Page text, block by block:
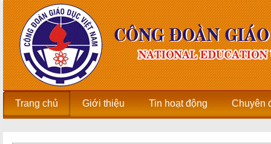
Trang chủ Giới thiệu Tin hoạt động Chuyên